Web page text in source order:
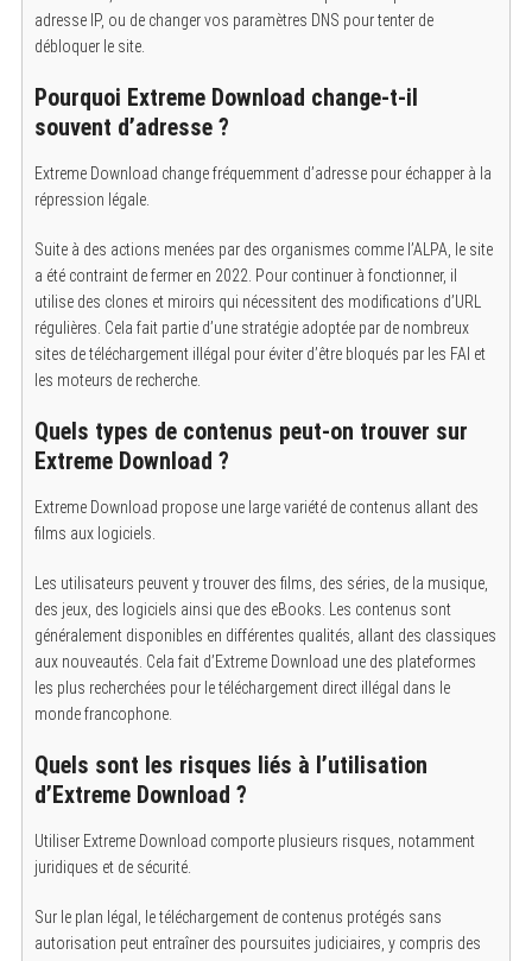
adresse IP, ou de changer vos paramètres DNS pour tenter de
débloquer le site.
Pourquoi Extreme Download change-t-il
souvent d’adresse ?
Extreme Download change fréquemment d’adresse pour échapper à la
répression légale.
Suite à des actions menées par des organismes comme l’ALPA, le site
a été contraint de fermer en 2022. Pour continuer à fonctionner, il
utilise des clones et miroirs qui nécessitent des modifications d’URL
régulières. Cela fait partie d’une stratégie adoptée par de nombreux
sites de téléchargement illégal pour éviter d’être bloqués par les FAI et
les moteurs de recherche.
Quels types de contenus peut-on trouver sur
Extreme Download ?
Extreme Download propose une large variété de contenus allant des
films aux logiciels.
Les utilisateurs peuvent y trouver des films, des séries, de la musique,
des jeux, des logiciels ainsi que des eBooks. Les contenus sont
généralement disponibles en différentes qualités, allant des classiques
aux nouveautés. Cela fait d’Extreme Download une des plateformes
les plus recherchées pour le téléchargement direct illégal dans le
monde francophone.
Quels sont les risques liés à l’utilisation
d’Extreme Download ?
Utiliser Extreme Download comporte plusieurs risques, notamment
juridiques et de sécurité.
Sur le plan légal, le téléchargement de contenus protégés sans
autorisation peut entraîner des poursuites judiciaires, y compris des